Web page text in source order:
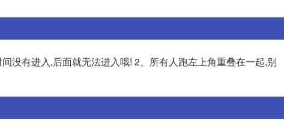
没有进入,后面就无法进入哦! 2、所有人跑左上角重叠在一起,别